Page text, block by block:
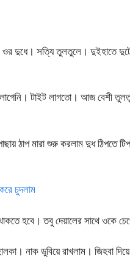
দুধে। সত্যি তুলতুলে। দুইহাতে
টাইট লাগতো। আজ বেশী
ঠাপ মারা শুরু করলাম দুধ ঠিপতে
চুদলাম
হবে। তবু দেয়ালের সাথে ওকে
নাক ডুবিয়ে রাখলাম। জিহবা